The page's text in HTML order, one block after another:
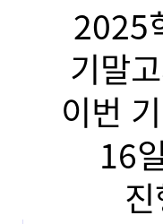
2025
기말
이번
16